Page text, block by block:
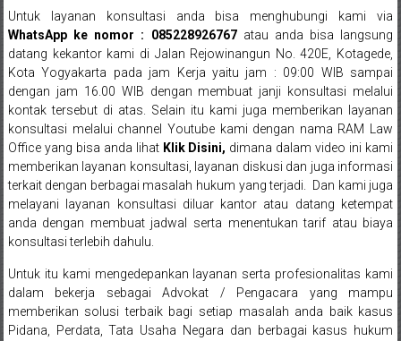
Purworejo,
Daerah
Istimewa
Yogyakarta,
Makassar,
Denpasar,
Salatiga,
Ungaran,
Pontianak,
Bandung,
Untuk layanan konsultasi anda bisa menghubungi kami via
WhatsApp ke nomor : 085228926767atau anda bisa langsung
datang kekantor kami di Jalan Rejowinangun No. 420E, Kotagede,
Kota Yogyakarta pada jam Kerja yaitu jam : 09:00 WIB sampai
dengan jam 16.00 WIB dengan membuat janji konsultasi melalui
kontak tersebut di atas. Selain itu kami juga memberikan layanan
konsultasi melalui channel Youtube kami dengan nama RAM Law
Office yang bisa anda lihat Klik Disini, dimana dalam video ini kami
memberikan layanan konsultasi, layanan diskusi dan juga informasi
terkait dengan berbagai masalah hukum yang terjadi. Dan kami juga
melayani layanan konsultasi diluar kantor atau datang ketempat
anda dengan membuat jadwal serta menentukan tarif atau biaya
konsultasi terlebih dahulu.
Untuk itu kami mengedepankan layanan serta profesionalitas kami
dalam bekerja sebagai Advokat / Pengacara yang mampu
memberikan solusi terbaik bagi setiap masalah anda baik kasus
Pidana, Perdata, Tata Usaha Negara dan berbagai kasus hukum